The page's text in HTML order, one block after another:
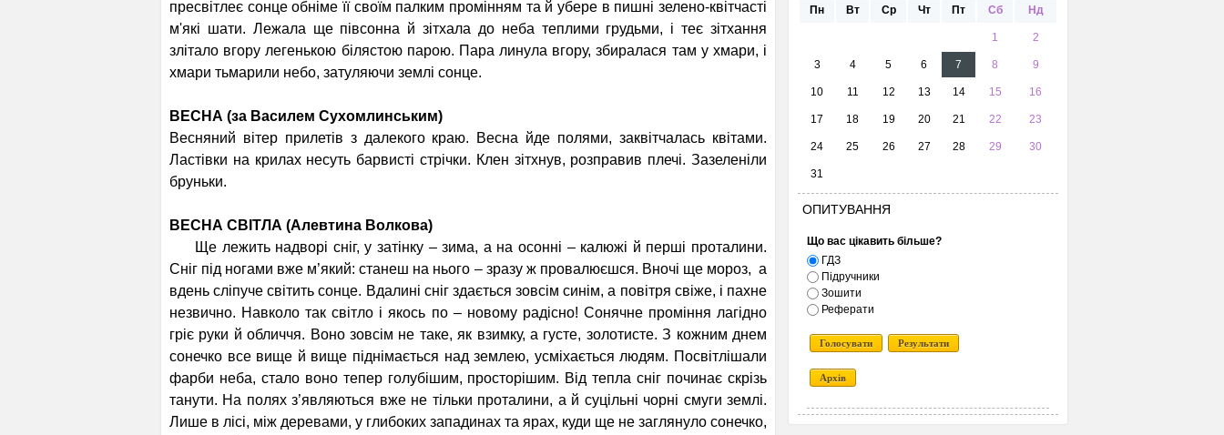
пресвітлеє сонце обніме її своїм палким промінням та й убере в пишні зелено-квітчасті
м'які шати. Лежала ще пів­сонна й зітхала до неба теплими грудьми, і теє зітхан­ня
злітало вгору легенькою білястою парою. Пара ли­нула вгору, збиралася там у хмари, і
хмари тьмарили небо, затуляючи землі сонце.
ВЕСНА (за Василем Сухомлинським)
Весняний вітер прилетів з далекого краю. Весна йде полями, заквітчалась квітами.
Ластівки на крилах несуть барвисті стрічки. Клен зітхнув, розправив плечі. Зазеленіли
бруньки.
ВЕСНА СВІТЛА (Алевтина Волкова)
Ще лежить надворі сніг, у затінку – зима, а на осонні – калюжі й перші проталини.
Сніг під ногами вже м’який: станеш на нього – зразу ж провалюєшся. Вночі ще мороз, а
вдень сліпуче світить сонце. Вдалині сніг здається зовсім синім, а повітря свіже, і пахне
незвично. Навколо так світло і якось по – новому радісно! Сонячне проміння лагідно
гріє руки й обличчя. Воно зовсім не таке, як взимку, а густе, золотисте. З кожним днем
сонечко все вище й вище піднімається над землею, усміхається людям. Посвітлішали
фарби неба, стало воно тепер голубішим, просторішим. Від тепла сніг починає скрізь
танути. На полях з’являються вже не тільки проталини, а й суцільні чорні смуги землі.
Лише в лісі, між деревами, у глибоких западинах та ярах, куди ще не заглянуло сонечко,
Пн Вт Ср Чт Пт Сб Нд
1 2
3 4 5 6 7 8 9
10 11 12 13 14 15 16
17 18 19 20 21 22 23
24 25 26 27 28 29 30
31
ОПИТУВАННЯ
Що вас цікавить більше?
ГДЗ
Підручники
Зошити
Реферати
Голосувати Результати
Архів